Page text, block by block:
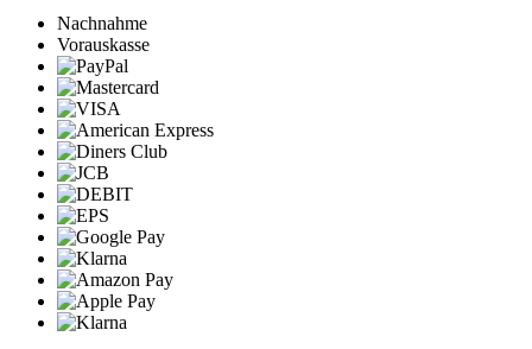
Nachnahme
Vorauskasse